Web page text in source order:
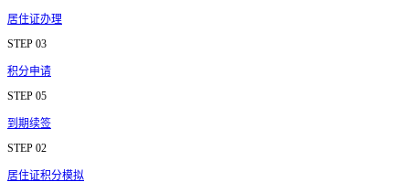
居住证办理
STEP 03
积分申请
STEP 05
到期续签
STEP 02
居住证积分模拟